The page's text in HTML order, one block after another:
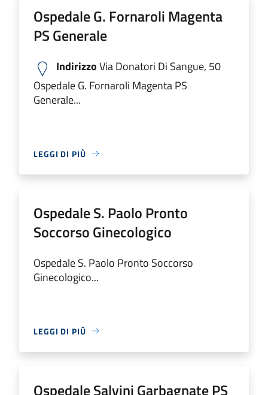
Ospedale G. Fornaroli Magenta
PS Generale
IndirizzoVia Donatori Di Sangue, 50
Ospedale G. Fornaroli Magenta PS
Generale...
LEGGI DI PIÙ
Ospedale S. Paolo Pronto
Soccorso Ginecologico
Ospedale S. Paolo Pronto Soccorso
Ginecologico...
LEGGI DI PIÙ
Ospedale Salvini Garbagnate PS